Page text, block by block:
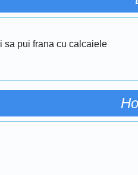
sa pui frana cu calcaiele